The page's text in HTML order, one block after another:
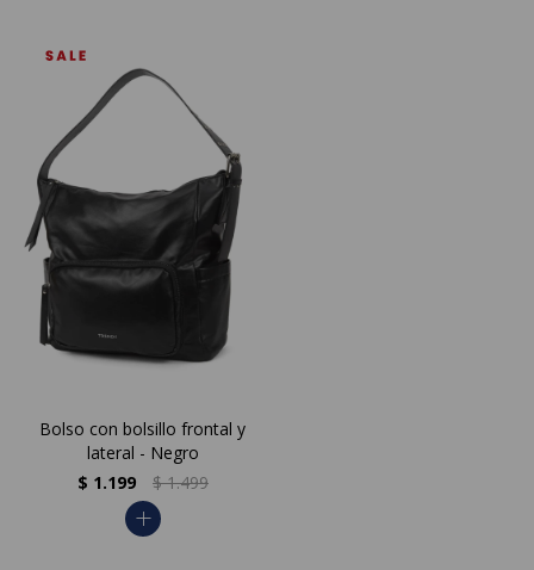
Bolso con bolsillo frontal y
lateral - Negro
$ 1.199 $ 1.499
add